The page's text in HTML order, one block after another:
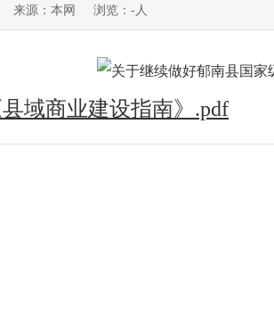
来源：本网 浏览： - 人
域商业建设指南》.pdf